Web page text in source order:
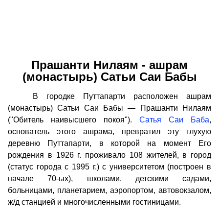
Прашанти Нилаям - ашрам
(монастырь) Сатьи Саи Бабы
В городке Путтапарти расположен ашрам
(монастырь) Сатьи Саи Бабы — Прашанти Нилаям
("Обитель наивысшего покоя"). Сатья Саи Баба,
основатель этого ашрама, превратил эту глухую
деревню Путтапарти, в которой на момент Его
рождения в 1926 г. проживало 108 жителей, в город
(статус города с 1995 г.) с университетом (построен в
начале 70-ых), школами, детскими садами,
больницами, планетарием, аэропортом, автовокзалом,
ж/д станцией и многочисленными гостиницами.